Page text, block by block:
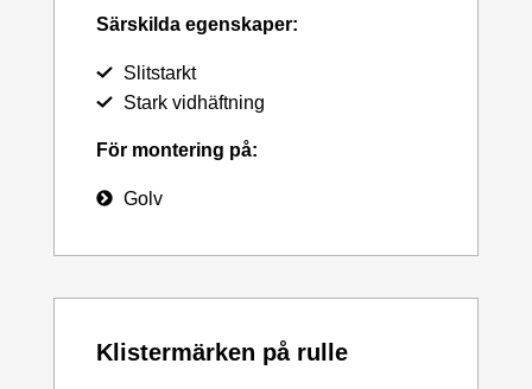
Särskilda egenskaper:
Slitstarkt
Stark vidhäftning
För montering på:
Golv
Klistermärken på rulle